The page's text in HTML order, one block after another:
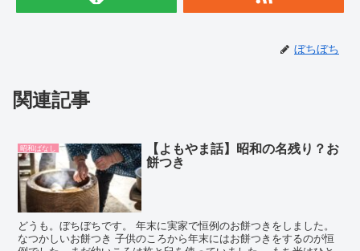
ぼちぼち
関連記事
昭和ばなし 【よもやま話】昭和の名残り？お
餅つき
どうも。ぼちぼちです。 年末に実家で恒例のお餅つきをしました。
なつかしいお餅つき 子供のころから年末にはお餅つきをするのが恒